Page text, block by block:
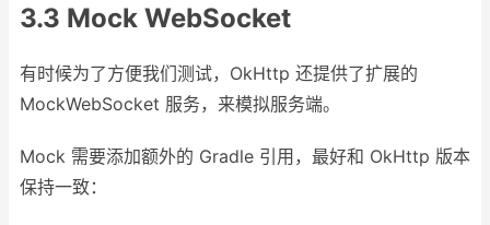
3.3 Mock WebSocket
有时候为了方便我们测试，OkHttp 还提供了扩展的
MockWebSocket 服务，来模拟服务端。
Mock 需要添加额外的 Gradle 引用，最好和 OkHttp 版本
保持一致：